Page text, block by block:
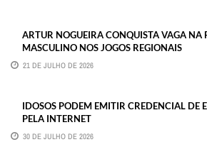
ARTUR NOGUEIRA CONQUISTA VAGA NA
MASCULINO NOS JOGOS REGIONAIS
21 DE JULHO DE 2026
IDOSOS PODEM EMITIR CREDENCIAL DE
PELA INTERNET
30 DE JULHO DE 2026